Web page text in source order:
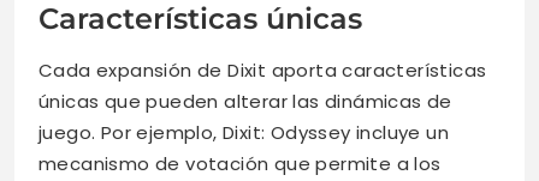
Características únicas
Cada expansión de Dixit aporta características
únicas que pueden alterar las dinámicas de
juego. Por ejemplo, Dixit: Odyssey incluye un
mecanismo de votación que permite a los